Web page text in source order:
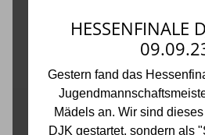
HESSENFINALE
Gestern fand das
Mädels an. Wir sind
DJK gestartet, sondern als